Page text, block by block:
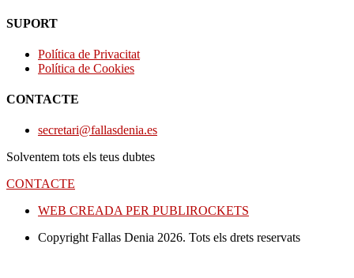
SUPORT
Política de Privacitat
Política de Cookies
CONTACTE
secretari@fallasdenia.es
Solventem tots els teus dubtes
CONTACTE
WEB CREADA PER PUBLIROCKETS
Copyright Fallas Denia 2026. Tots els drets reservats